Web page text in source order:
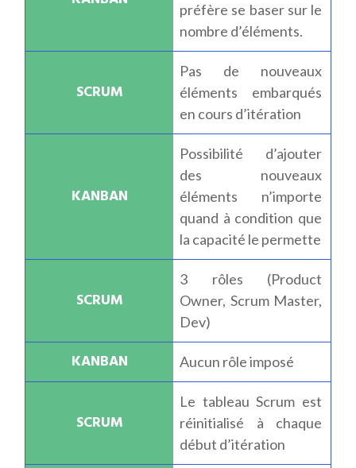
préfère se baser sur le
nombre d’éléments.
Pas de nouveaux
éléments embarqués
en cours d’itération
Possibilité d’ajouter
des nouveaux
éléments n’importe
quand à condition que
la capacité le permette
3 rôles (Product
Owner, Scrum Master,
Dev)
Aucun rôle imposé
Le tableau Scrum est
réinitialisé à chaque
début d’itération